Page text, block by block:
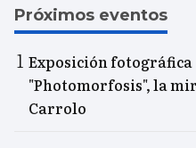
Próximos eventos
Exposición fotográfica
"Photomorfosis", la
Carrolo